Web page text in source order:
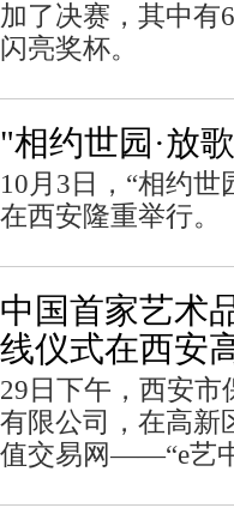
加了决赛，其中有
闪亮奖杯。
"相约世园·放
10月3日，“相约
在西安隆重举行。
中国首家艺术
线仪式在西安
29日下午，西安
有限公司，在高新
值交易网——“e艺